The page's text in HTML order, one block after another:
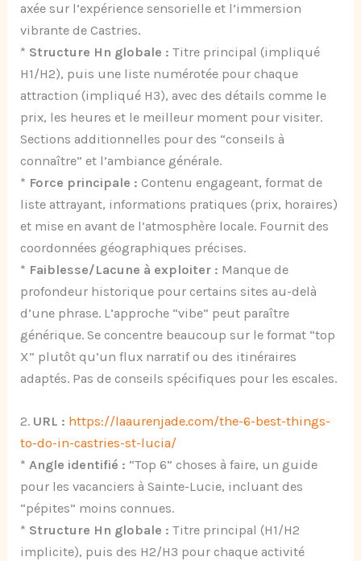
axée sur l’expérience sensorielle et l’immersion
vibrante de Castries.
* Structure Hn globale : Titre principal (impliqué
H1/H2), puis une liste numérotée pour chaque
attraction (impliqué H3), avec des détails comme le
prix, les heures et le meilleur moment pour visiter.
Sections additionnelles pour des “conseils à
connaître” et l’ambiance générale.
* Force principale : Contenu engageant, format de
liste attrayant, informations pratiques (prix, horaires)
et mise en avant de l’atmosphère locale. Fournit des
coordonnées géographiques précises.
* Faiblesse/Lacune à exploiter : Manque de
profondeur historique pour certains sites au-delà
d’une phrase. L’approche “vibe” peut paraître
générique. Se concentre beaucoup sur le format “top
X” plutôt qu’un flux narratif ou des itinéraires
adaptés. Pas de conseils spécifiques pour les escales.
2. URL : https://laaurenjade.com/the-6-best-things-
to-do-in-castries-st-lucia/
*Angle identifié : “Top 6” choses à faire, un guide
pour les vacanciers à Sainte-Lucie, incluant des
“pépites” moins connues.
* Structure Hn globale : Titre principal (H1/H2
implicite), puis des H2/H3 pour chaque activité